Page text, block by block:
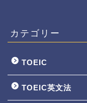
カテゴリー
TOEIC
TOEIC英文法